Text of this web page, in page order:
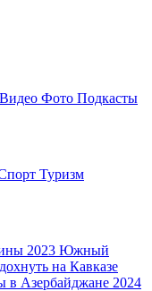
Видео Фото Подкасты
Туризм
2023 Южный
на Кавказе
в Азербайджане 2024